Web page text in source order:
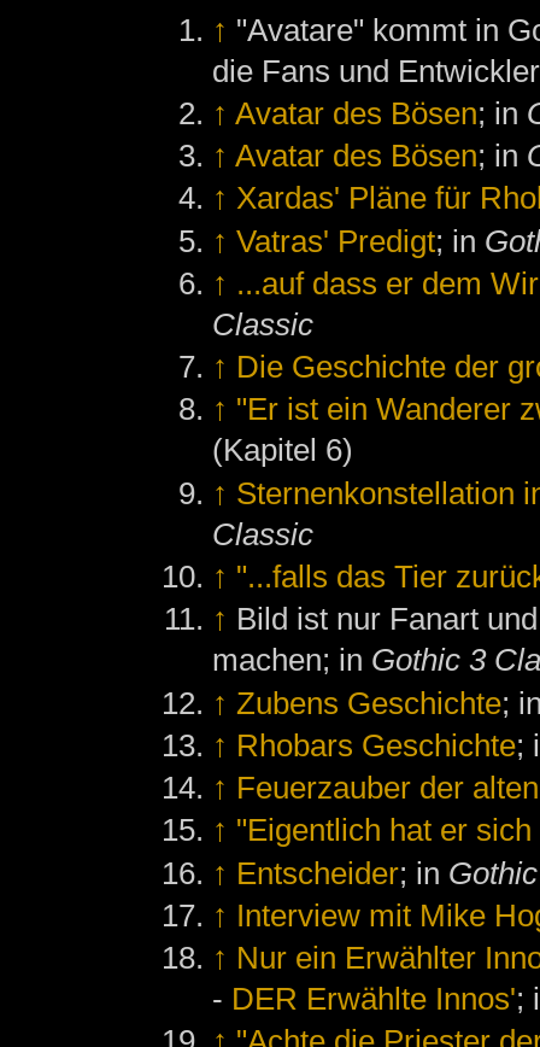
↑ "Avatare" kommt in
die Fans und
↑ Avatar des Bösen; in
↑ Avatar des Bösen; in
↑ Xardas' Pläne für
↑ Vatras' Predigt; in
↑ ...auf dass er dem
Classic
↑ Die Geschichte der
↑ "Er ist ein Wanderer
(Kapitel 6)
↑ Sternenkonstellation
Classic
↑ "...falls das Tier
↑ Bild ist nur Fanart
machen; in Gothic 3
↑ Zubens Geschichte;
↑ Rhobars Geschichte;
↑ Feuerzauber der
↑ "Eigentlich hat er
↑ Entscheider; in
↑ Interview mit Mike
↑ Nur ein Erwählter
- DER Erwählte Innos';